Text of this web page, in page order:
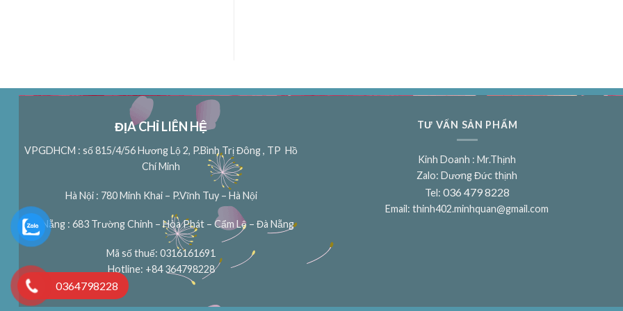
ĐỊA CHỈ LIÊN HỆ
VPGDHCM : số 815/4/56 Hương Lộ 2, P.Bình Trị Đông , TP Hồ
Chí Minh
Hà Nội : 780 Minh Khai – P.Vĩnh Tuy – Hà Nội
Đà Nẵng : 683 Trường Chinh – Hòa Phát – Cẩm Lệ – Đà Nẵng
Mã số thuế: 0316161691
Hotline: +84 364798228
TƯ VẤN SẢN PHẨM
Kinh Doanh : Mr.Thịnh
Zalo: Dương Đức thịnh
Tel: 036 479 8228
Email:thinh402.minhquan@gmail.com
0364798228